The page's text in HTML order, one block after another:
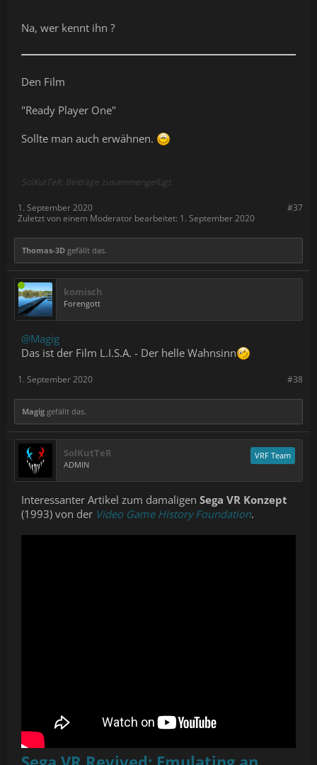
Na, wer kennt ihn ?
Den Film
"Ready Player One"
Sollte man auch erwähnen.
SolKutTeR: Beiträge zusammengefügt
#37
1. September 2020
Zuletzt von einem Moderator bearbeitet: 1. September 2020
Thomas-3D gefällt das.
komisch
Forengott
@Magig
Das ist der Film L.I.S.A. - Der helle Wahnsinn
#38
1. September 2020
Magig gefällt das.
SolKutTeR
ADMIN
VRF Team
Interessanter Artikel zum damaligen Sega VR Konzept
(1993) von der Video Game History Foundation.